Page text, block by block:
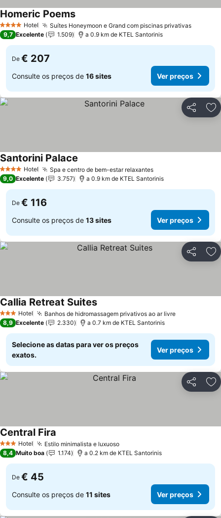
4 EstrelasHotel Suítes Honeymoon e Grand com piscinas privativas
Homeric Poems
9,7 Excelente 1.509 a 0.9 km de KTEL Santorinis
De € 207
Consulte os preços de 16 sites Ver preços
Partilhar
4 EstrelasHotel Spa e centro de bem-estar relaxantes
Santorini Palace
9,0 Excelente 3.757 a 0.9 km de KTEL Santorinis
De € 116
Consulte os preços de 13 sites Ver preços
Partilhar
3 EstrelasHotel Banhos de hidromassagem privativos ao ar livre
Callia Retreat Suites
8,9 Excelente 2.330 a 0.7 km de KTEL Santorinis
Selecione as datas para ver os preços
exatos.
Ver preços
Partilhar
3 EstrelasHotel Estilo minimalista e luxuoso
Central Fira
8,4 Muito boa 1.174 a 0.2 km de KTEL Santorinis
De € 45
Consulte os preços de 11 sites Ver preços